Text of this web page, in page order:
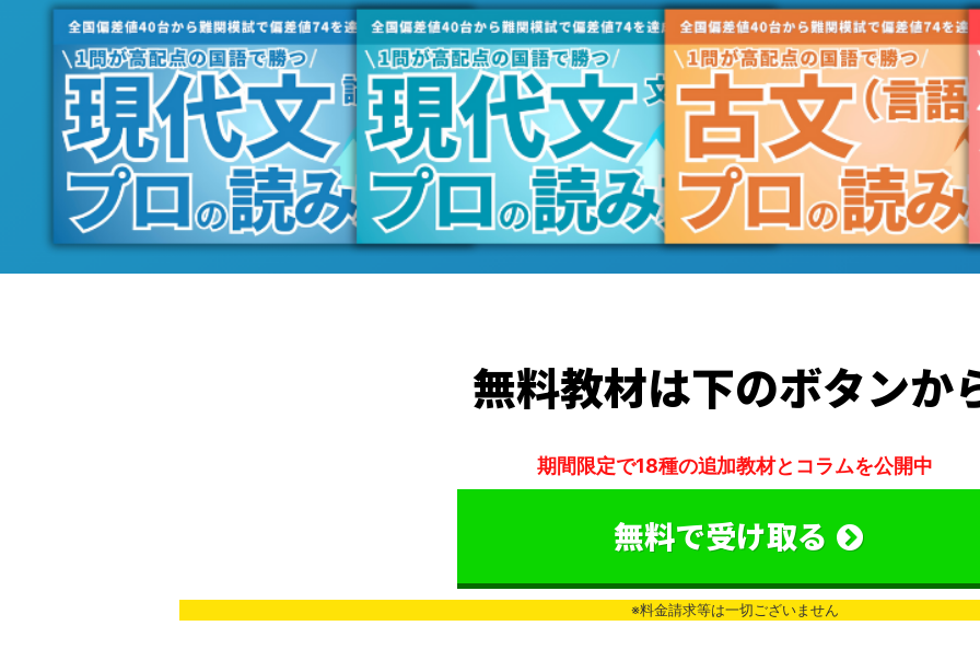
無料教材は下のボタンか
期間限定で18種の追加教材とコラムを公開中
無料で受け取る
※料金請求等は一切ございません